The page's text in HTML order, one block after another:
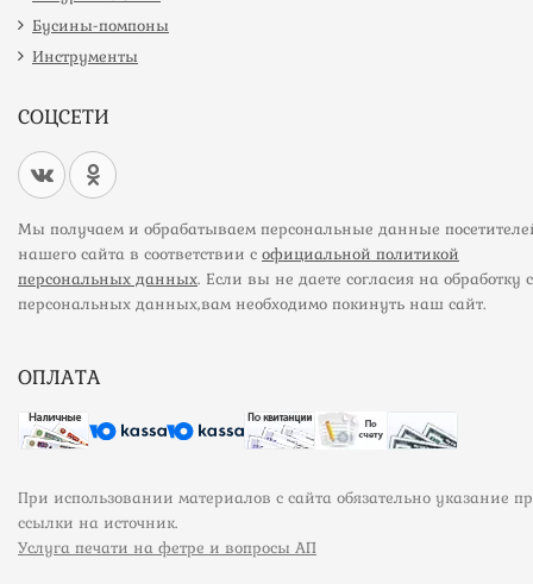
Бусины-помпоны
Инструменты
СОЦСЕТИ
Мы получаем и обрабатываем персональные данные
нашего сайта в соответствии с официальной политикой
персональных данных. Если вы не даете согласия на обработку
персональных данных,вам необходимо покинуть наш сайт.
ОПЛАТА
При использовании материалов с сайта обязательно указание
ссылки на источник.
Услуга печати на фетре и вопросы АП